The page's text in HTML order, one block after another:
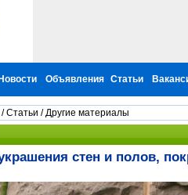
Новости Объявления Статьи
/Статьи /Другие материалы
стен и полов,